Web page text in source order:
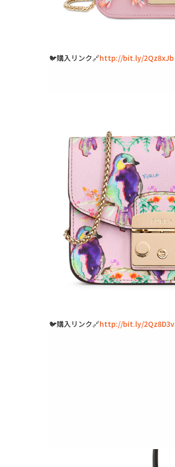
🐦購入リンク🔗http://bit.ly/2Qz8xJb
🐦購入リンク🔗http://bit.ly/2Qz8D3v